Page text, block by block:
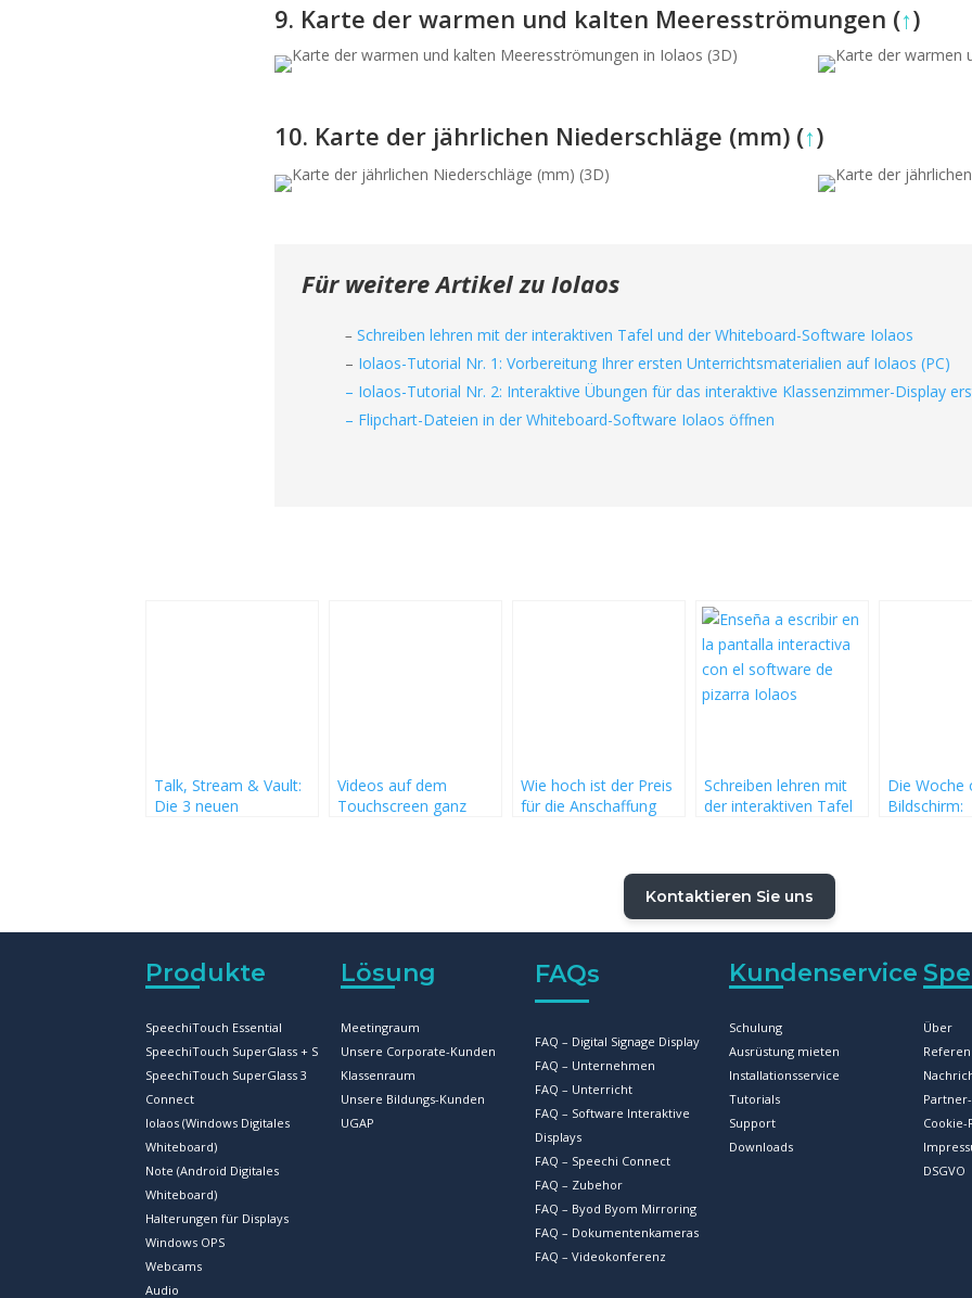
9. Karte der warmen und kalten Meeresströmungen (↑)
10. Karte der jährlichen Niederschläge (mm) (↑)
Für weitere Artikel zu Iolaos
– Schreiben lehren mit der interaktiven Tafel und der Whiteboard-Software Iolaos
– Iolaos-Tutorial Nr. 1: Vorbereitung Ihrer ersten Unterrichtsmaterialien auf Iolaos (PC)
– Iolaos-Tutorial Nr. 2: Interaktive Übungen für das interaktive Klassenzimmer-Display
– Flipchart-Dateien in der Whiteboard-Software Iolaos öffnen
Talk, Stream & Vault:
Die 3 neuen
Videos auf dem
Touchscreen ganz
wird
Wie hoch ist der Preis
für die Anschaffung
Schreiben lehren mit
der interaktiven Tafel
Die Woche
Bildschirm:
Kontaktieren Sie uns
Produkte
SpeechiTouch Essential
SpeechiTouch SuperGlass + S
SpeechiTouch SuperGlass 3
Connect
Iolaos (Windows Digitales
Whiteboard)
Note (Android Digitales
Whiteboard)
Halterungen für Displays
Windows OPS
Webcams
Audio
Lösung
Meetingraum
Unsere Corporate-Kunden
Klassenraum
Unsere Bildungs-Kunden
UGAP
FAQs
FAQ – Digital Signage Display
FAQ – Unternehmen
FAQ – Unterricht
FAQ – Software Interaktive
Displays
FAQ – Speechi Connect
FAQ – Zubehor
FAQ – Byod Byom Mirroring
FAQ – Dokumentenkameras
FAQ – Videokonferenz
Kundenservice
Schulung
Ausrüstung mieten
Installationsservice
Tutorials
Support
Downloads
Über
DSGVO